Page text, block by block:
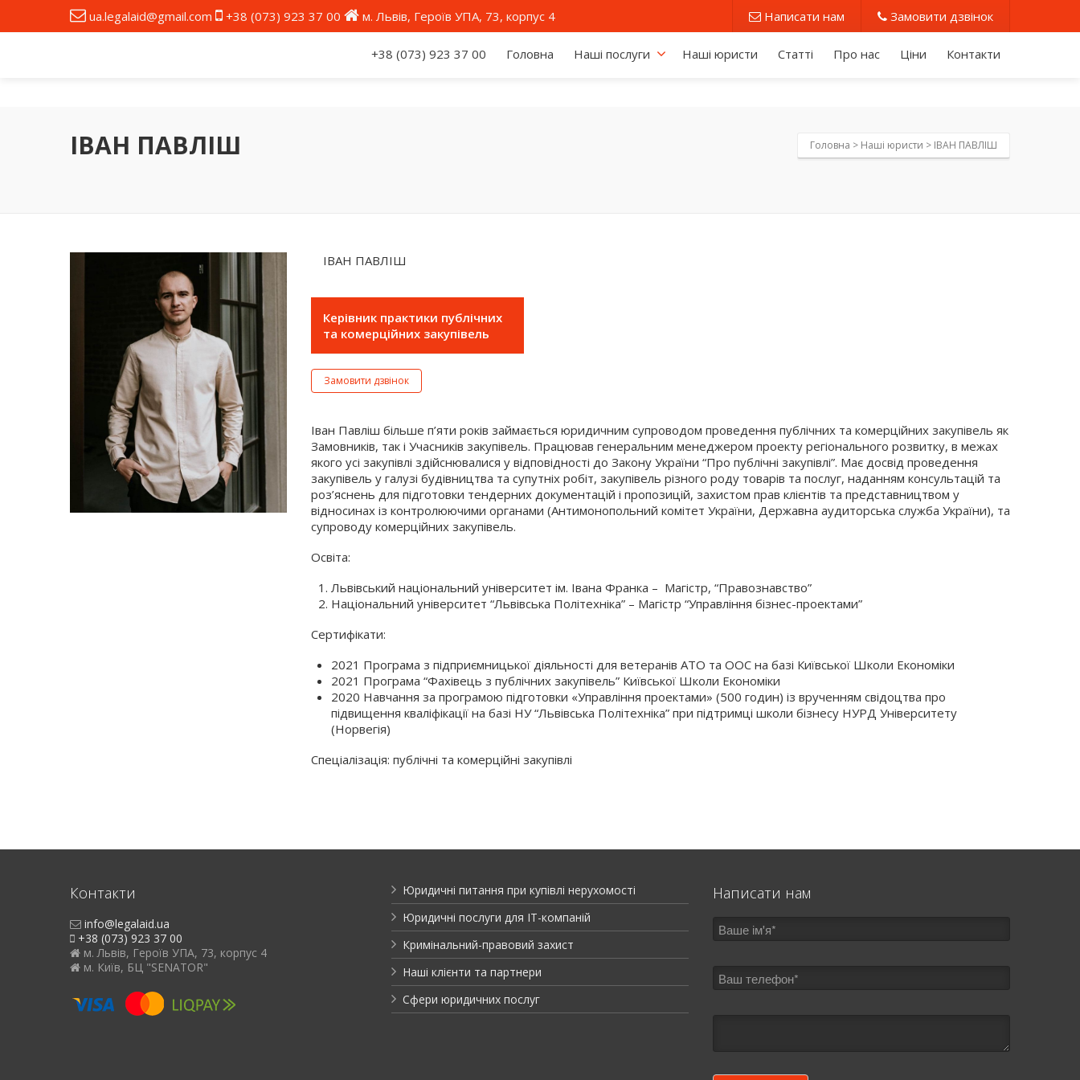
ua.legalaid@gmail.com +38 (073) 923 37 00 м. Львів, Героїв УПА, 73, корпус 4 Написати нам Замовити дзвінок
+38 (073) 923 37 00 Головна Наші послуги Наші юристи Статті Про нас Ціни Контакти
ІВАН ПАВЛІШ Головна > Наші юристи > ІВАН ПАВЛІШ
ІВАН ПАВЛІШ
Керівник практики публічних
та комерційних закупівель
Замовити дзвінок
Іван Павліш більше п’яти років займається юридичним супроводом проведення публічних та комерційних закупівель як
Замовників, так і Учасників закупівель. Працював генеральним менеджером проекту регіонального розвитку, в межах
якого усі закупівлі здійснювалися у відповідності до Закону України “Про публічні закупівлі”. Має досвід проведення
закупівель у галузі будівництва та супутніх робіт, закупівель різного роду товарів та послуг, наданням консультацій та
роз’яснень для підготовки тендерних документацій і пропозицій, захистом прав клієнтів та представництвом у
відносинах із контролюючими органами (Антимонопольний комітет України, Державна аудиторська служба України), та
супроводу комерційних закупівель.
Освіта:
Львівський національний університет ім. Івана Франка – Магістр, “Правознавство”
Національний університет “Львівська Політехніка” – Магістр “Управління бізнес-проектами”
Сертифікати:
2021 Програма з підприємницької діяльності для ветеранів АТО та ООС на базі Київської Школи Економіки
2021 Програма “Фахівець з публічних закупівель” Київської Школи Економіки
2020 Навчання за програмою підготовки «Управління проектами» (500 годин) із врученням свідоцтва про
підвищення кваліфікації на базі НУ “Львівська Політехніка” при підтримці школи бізнесу НУРД Університету
(Норвегія)
Спеціалізація: публічні та комерційні закупівлі
Контакти
info@legalaid.ua
+38 (073) 923 37 00
м. Львів, Героїв УПА, 73, корпус 4
м. Київ, БЦ "SENATOR"
Юридичні питання при купівлі нерухомості
Юридичні послуги для ІТ-компаній
Кримінальний-правовий захист
Наші клієнти та партнери
Сфери юридичних послуг
Написати нам